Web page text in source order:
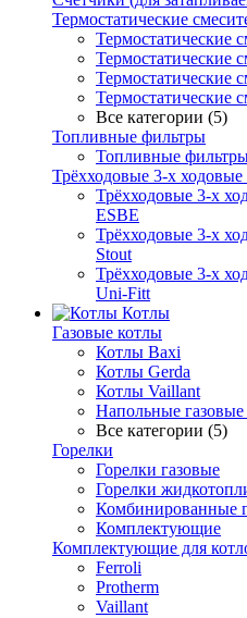
Термостатические
Термостатические
Термостатические
Термостатические
Термостатические
Все категории (5)
Топливные фильтры
Топливные
Трёхходовые 3-х
Трёхходовые 3-х
ESBE
Трёхходовые 3-х
Stout
Трёхходовые 3-х
Uni-Fitt
Котлы
Газовые котлы
Котлы Baxi
Котлы Gerda
Котлы Vaillant
Напольные
Все категории (5)
Горелки
Горелки газовые
Горелки
Комбинированные
Комплектующие
Комплектующие для
Ferroli
Protherm
Vaillant